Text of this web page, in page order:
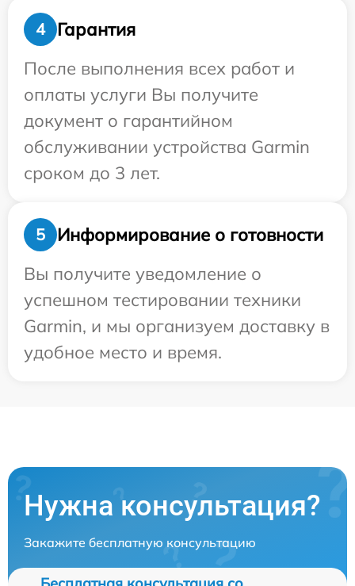
4
Гарантия
После выполнения всех работ и
оплаты услуги Вы получите
документ о гарантийном
обслуживании устройства Garmin
сроком до 3 лет.
5
Информирование о готовности
Вы получите уведомление о
успешном тестировании техники
Garmin, и мы организуем доставку в
удобное место и время.
Нужна консультация?
Закажите бесплатную консультацию